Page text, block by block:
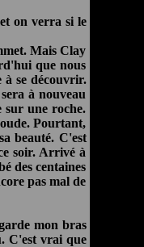
on verra si le
Mais Clay
que nous
à se découvrir.
à nouveau
sur une roche.
Pourtant,
beauté. C'est
soir. Arrivé à
des centaines
pas mal de
mon bras
C'est vrai que